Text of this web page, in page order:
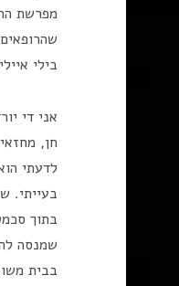
מפרשת
בילי
אני די
חן,
לדעתי
בעייתי.
בתוך
שמנסה
בבית